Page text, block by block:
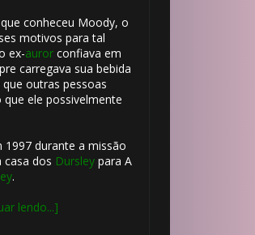
conheceu Moody, o
motivos para tal
ex-aurorconfiava em
carregava sua bebida
outras pessoas
ele possivelmente
durante a missão
dos Dursleypara A
.
lendo...]
1️⃣ 8️⃣